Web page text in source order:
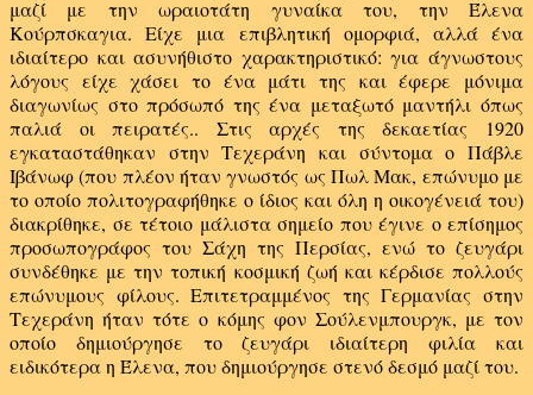
μαζί με την ωραιοτάτη γυναίκα του, την Έλενα
Κούρπσκαγια. Είχε μια επιβλητική ομορφιά, αλλά ένα
ιδιαίτερο και ασυνήθιστο χαρακτηριστικό: για άγνωστους
λόγους είχε χάσει το ένα μάτι της και έφερε μόνιμα
διαγωνίως στο πρόσωπό της ένα μεταξωτό μαντήλι όπως
παλιά οι πειρατές.. Στις αρχές της δεκαετίας 1920
εγκαταστάθηκαν στην Τεχεράνη και σύντομα ο Πάβλε
Ιβάνωφ (που πλέον ήταν γνωστός ως Πωλ Μακ, επώνυμο με
το οποίο πολιτογραφήθηκε ο ίδιος και όλη η οικογένειά του)
διακρίθηκε, σε τέτοιο μάλιστα σημείο που έγινε ο επίσημος
προσωπογράφος του Σάχη της Περσίας, ενώ το ζευγάρι
συνδέθηκε με την τοπική κοσμική ζωή και κέρδισε πολλούς
επώνυμους φίλους. Επιτετραμμένος της Γερμανίας στην
Τεχεράνη ήταν τότε ο κόμης φον Σούλενμπουργκ, με τον
οποίο δημιούργησε το ζευγάρι ιδιαίτερη φιλία και
ειδικότερα η Έλενα, που δημιούργησε στενό δεσμό μαζί του.